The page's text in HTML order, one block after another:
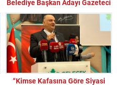
Belediye Başkan Adayı Gazeteci
Murat Marap Oldu
“Kimse Kafasına Göre Siyasi